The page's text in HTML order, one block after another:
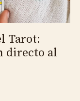
Tarot:
directo al